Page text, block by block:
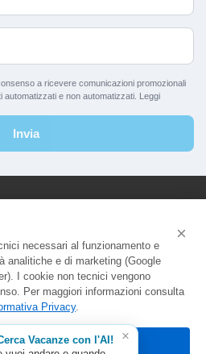
×
necessari al funzionamento e
analitiche e di marketing (Google
I cookie non tecnici vengono
Per maggiori informazioni consulta
Privacy.
tutti
Vacanze con l'AI!
×
a ricevere comunicazioni promozionali
automatizzati e non automatizzati. Leggi
Invia
- DICA Srl
e Agenzia al Pubblico:
127 - 00141 Roma
IT13366331000
Prot. GR744549